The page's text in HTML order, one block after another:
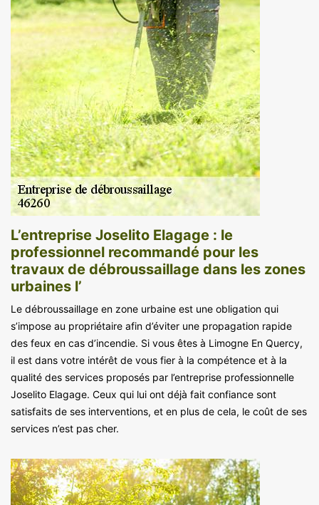
L’entreprise Joselito Elagage : le
professionnel recommandé pour les
travaux de débroussaillage dans les zones
urbaines l’
Le débroussaillage en zone urbaine est une obligation qui
s’impose au propriétaire afin d’éviter une propagation rapide
des feux en cas d’incendie. Si vous êtes à Limogne En Quercy,
il est dans votre intérêt de vous fier à la compétence et à la
qualité des services proposés par l’entreprise professionnelle
Joselito Elagage. Ceux qui lui ont déjà fait confiance sont
satisfaits de ses interventions, et en plus de cela, le coût de ses
services n’est pas cher.